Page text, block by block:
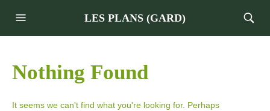
LES PLANS (GARD)
Nothing Found
It seems we can't find what you're looking for. Perhaps